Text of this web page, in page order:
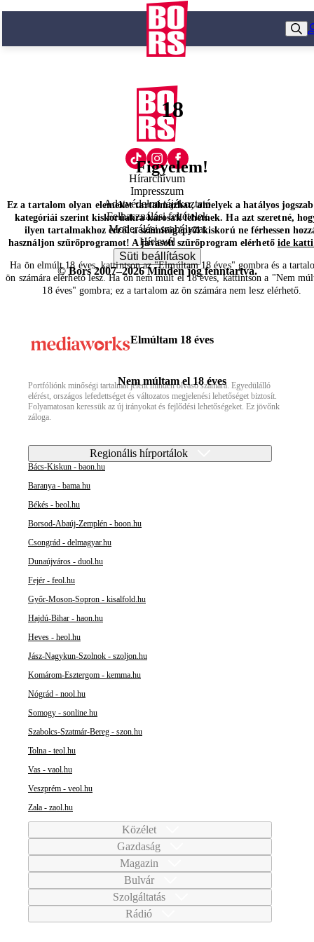
18
Figyelem!
Ez a tartalom olyan elemeket tartalmazhat, amelyek a hatályos
kategóriái szerint kiskorúakra károsak lehetnek. Ha azt szeretné,
ilyen tartalmakhoz erről a számítógépről kiskorú ne férhessen
használjon szűrőprogramot! A javasolt szűrőprogram elérhető ide
Ha ön elmúlt 18 éves, kattintson az "Elmúltam 18 éves" gombra és a
ön számára elérhető lesz. Ha ön nem múlt el 18 éves, kattintson a "Nem
18 éves" gombra; ez a tartalom az ön számára nem lesz elérhető.
Elmúltam 18 éves
Nem múltam el 18 éves
Hírarchívum
Impresszum
Adatvédelmi tájékoztató
Felhasználási feltételek
Moderálási szabályzat
Hírlevél
Süti beállítások
© Bors 2007–2026 Minden jog fenntartva.
Portfóliónk minőségi tartalmat jelent minden olvasó számára. Egyedülálló
elérést, országos lefedettséget és változatos megjelenési lehetőséget biztosít.
Folyamatosan keressük az új irányokat és fejlődési lehetőségeket. Ez jövőnk
záloga.
Regionális hírportálok
Bács-Kiskun - baon.hu
Baranya - bama.hu
Békés - beol.hu
Borsod-Abaúj-Zemplén - boon.hu
Csongrád - delmagyar.hu
Dunaújváros - duol.hu
Fejér - feol.hu
Győr-Moson-Sopron - kisalfold.hu
Hajdú-Bihar - haon.hu
Heves - heol.hu
Jász-Nagykun-Szolnok - szoljon.hu
Komárom-Esztergom - kemma.hu
Nógrád - nool.hu
Somogy - sonline.hu
Szabolcs-Szatmár-Bereg - szon.hu
Tolna - teol.hu
Vas - vaol.hu
Veszprém - veol.hu
Zala - zaol.hu
Közélet
Gazdaság
Magazin
Bulvár
Szolgáltatás
Rádió